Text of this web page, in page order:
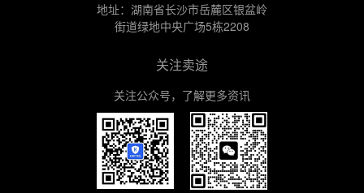
地址：湖南省长沙市岳麓区银盆岭
街道绿地中央广场5栋2208
关注卖途
关注公众号，了解更多资讯